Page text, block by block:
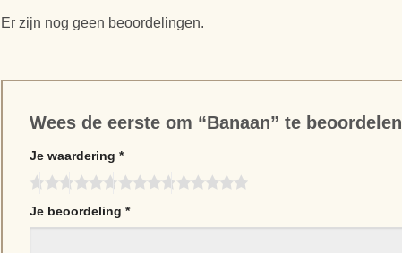
Er zijn nog geen beoordelingen.
Wees de eerste om “Banaan” te beoordelen
Je waardering *
Je beoordeling *
Alternative: